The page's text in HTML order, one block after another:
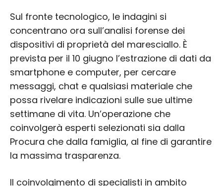
Sul fronte tecnologico, le indagini si
concentrano ora sull’analisi forense dei
dispositivi di proprietà del maresciallo. È
prevista per il 10 giugno l’estrazione di dati da
smartphone e computer, per cercare
messaggi, chat e qualsiasi materiale che
possa rivelare indicazioni sulle sue ultime
settimane di vita. Un’operazione che
coinvolgerà esperti selezionati sia dalla
Procura che dalla famiglia, al fine di garantire
la massima trasparenza.
Il coinvolgimento di specialisti in ambito